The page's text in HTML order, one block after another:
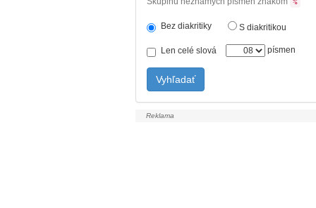
Bez diakritiky S diakritikou
Len celé slová písmen
Vyhľadať